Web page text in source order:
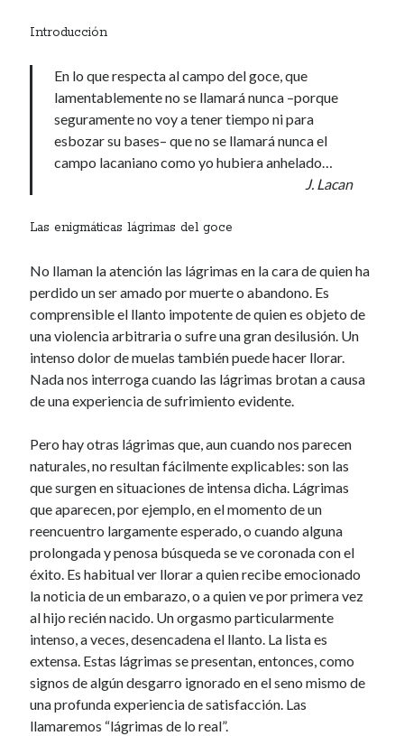
Introducción
En lo que respecta al campo del goce, que
lamentablemente no se llamará nunca –porque
seguramente no voy a tener tiempo ni para
esbozar su bases– que no se llamará nunca el
campo lacaniano como yo hubiera anhelado…
J. Lacan
Las enigmáticas lágrimas del goce
No llaman la atención las lágrimas en la cara de quien ha
perdido un ser amado por muerte o abandono. Es
comprensible el llanto impotente de quien es objeto de
una violencia arbitraria o sufre una gran desilusión. Un
intenso dolor de muelas también puede hacer llorar.
Nada nos interroga cuando las lágrimas brotan a causa
de una experiencia de sufrimiento evidente.
Pero hay otras lágrimas que, aun cuando nos parecen
naturales, no resultan fácilmente explicables: son las
que surgen en situaciones de intensa dicha. Lágrimas
que aparecen, por ejemplo, en el momento de un
reencuentro largamente esperado, o cuando alguna
prolongada y penosa búsqueda se ve coronada con el
éxito. Es habitual ver llorar a quien recibe emocionado
la noticia de un embarazo, o a quien ve por primera vez
al hijo recién nacido. Un orgasmo particularmente
intenso, a veces, desencadena el llanto. La lista es
extensa. Estas lágrimas se presentan, entonces, como
signos de algún desgarro ignorado en el seno mismo de
una profunda experiencia de satisfacción. Las
llamaremos “lágrimas de lo real”.